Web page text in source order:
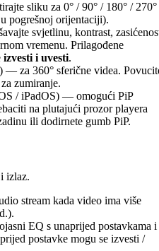
sliku za 0° / 90° / 180° / 270°
pogrešnoj orijentaciji).
svjetlinu, kontrast,
vremenu. Prilagođene
izvesti i uvesti.
— za 360° sferične videa.
zumiranje.
/ iPadOS) — omogući PiP
na plutajući prozor playera
ili dodirnete gumb PiP.
izlaz.
stream kada video ima više
EQ s unaprijed postavkama i
postavke mogu se izvesti /